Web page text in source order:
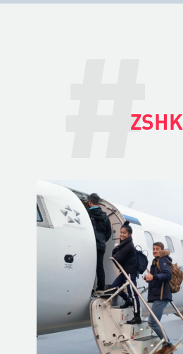
#
ZSHK